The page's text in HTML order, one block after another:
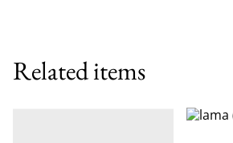
Related items